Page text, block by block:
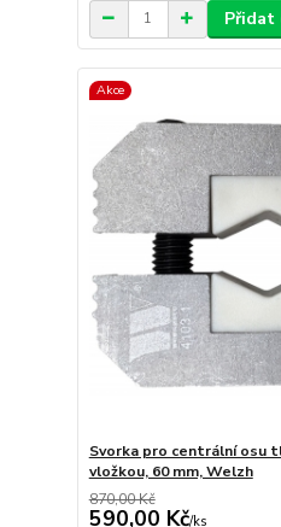
Přidat
Akce
Svorka pro centrální osu
vložkou, 60 mm, Welzh
870,00 Kč
590,00 Kč/ks